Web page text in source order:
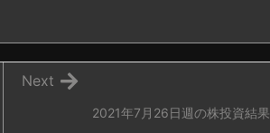
2021年7月26日週の株投資結果
Next